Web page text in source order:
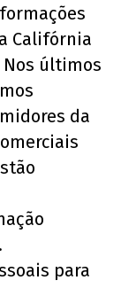
Califórnia
últimos
da
para